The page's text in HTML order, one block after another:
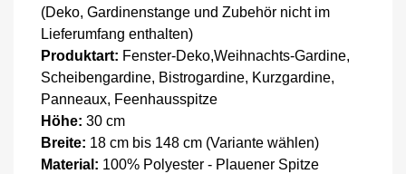
(Deko, Gardinenstange und Zubehör nicht im
Lieferumfang enthalten)
Produktart: Fenster-Deko,Weihnachts-Gardine,
Scheibengardine, Bistrogardine, Kurzgardine,
Panneaux, Feenhausspitze
Höhe: 30 cm
Breite: 18 cm bis 148 cm (Variante wählen)
Material: 100% Polyester - Plauener Spitze